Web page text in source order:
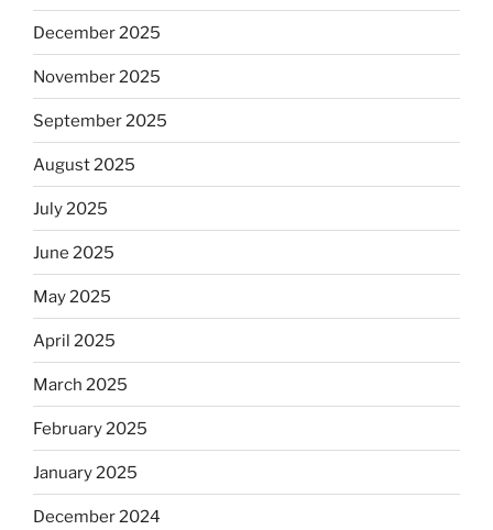
December 2025
November 2025
September 2025
August 2025
July 2025
June 2025
May 2025
April 2025
March 2025
February 2025
January 2025
December 2024